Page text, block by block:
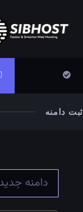
دامنه